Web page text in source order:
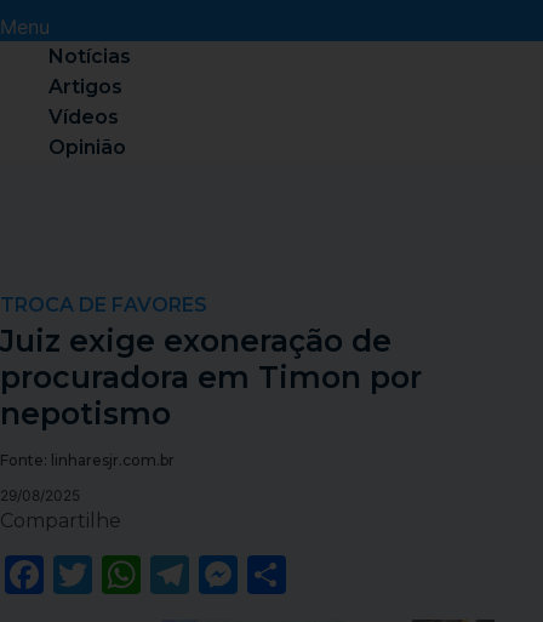
Menu
Notícias
Artigos
Vídeos
Opinião
TROCA DE FAVORES
Juiz exige exoneração de
procuradora em Timon por
nepotismo
Fonte: linharesjr.com.br
29/08/2025
Compartilhe
Facebook
Twitter
WhatsApp
Telegram
Messenger